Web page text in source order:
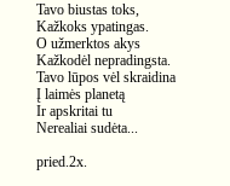
Tavo biustas toks,
Kažkoks ypatingas.
O užmerktos akys
Kažkodėl nepradingsta.
Tavo lūpos vėl skraidina
Į laimės planetą
Ir apskritai tu
Nerealiai sudėta...
pried.2x.